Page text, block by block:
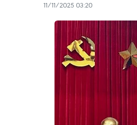
11/11/2025 03:20